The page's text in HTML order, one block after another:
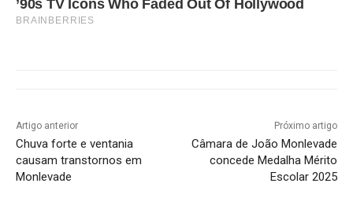
’90s TV Icons Who Faded Out Of Hollywood
BRAINBERRIES
Artigo anterior
Chuva forte e ventania
causam transtornos em
Monlevade
Próximo artigo
Câmara de João Monlevade
concede Medalha Mérito
Escolar 2025